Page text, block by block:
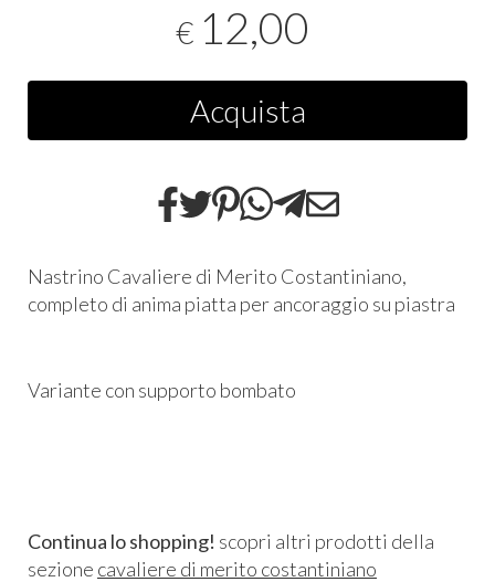
€ 12,00
Acquista
Nastrino Cavaliere di Merito Costantiniano,
completo di anima piatta per ancoraggio su piastra
Variante con supporto bombato
Continua lo shopping! scopri altri prodotti della
sezione cavaliere di merito costantiniano